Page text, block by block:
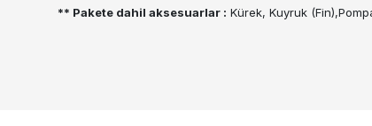
** Pakete dahil aksesuarlar : Kürek, Kuyruk